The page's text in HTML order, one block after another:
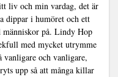
liv och min vardag, det är
dippar i humöret och ett
människor på. Lindy Hop
med mycket utrymme
och vanligare,
upp så att många killar